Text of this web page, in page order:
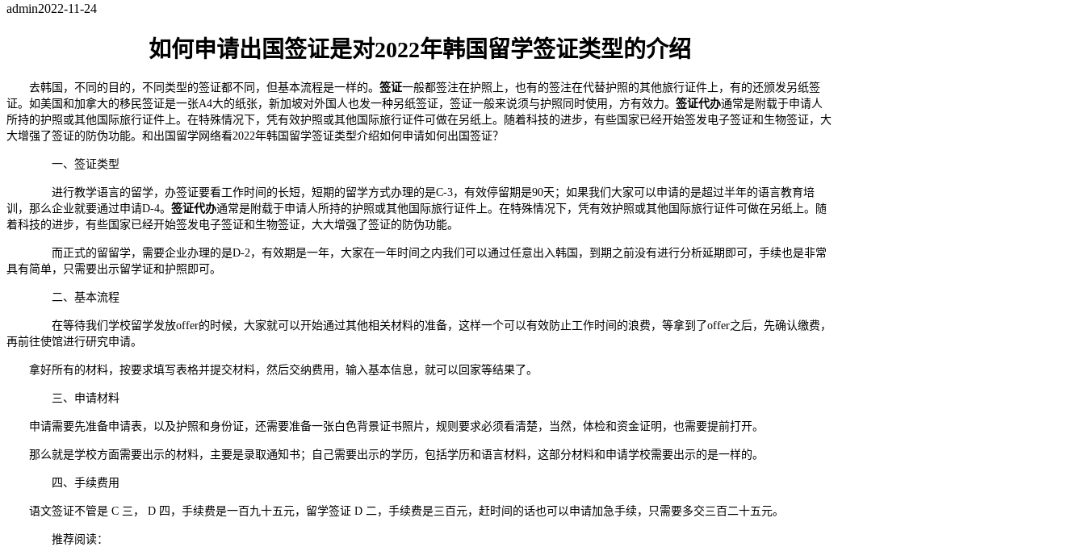
admin2022-11-24
如何申请出国签证是对2022年韩国留学签证类型的介绍
去韩国，不同的目的，不同类型的签证都不同，但基本流程是一样的。 签证一般都签注在护照上，也有的签注在代替护照的其他旅行证件上，有的还颁发另纸签
证。如美国和加拿大的移民签证是一张A4大的纸张，新加坡对外国人也发一种另纸签证，签证一般来说须与护照同时使用，方有效力。 签证代办通常是附载于申请人
所持的护照或其他国际旅行证件上。在特殊情况下，凭有效护照或其他国际旅行证件可做在另纸上。随着科技的进步，有些国家已经开始签发电子签证和生物签证，大
大增强了签证的防伪功能。和出国留学网络看2022年韩国留学签证类型介绍如何申请如何出国签证？
一、签证类型
进行教学语言的留学，办签证要看工作时间的长短，短期的留学方式办理的是C-3，有效停留期是90天；如果我们大家可以申请的是超过半年的语言教育培
训，那么企业就要通过申请D-4。 签证代办通常是附载于申请人所持的护照或其他国际旅行证件上。在特殊情况下，凭有效护照或其他国际旅行证件可做在另纸上。随
着科技的进步，有些国家已经开始签发电子签证和生物签证，大大增强了签证的防伪功能。
而正式的留留学，需要企业办理的是D-2，有效期是一年，大家在一年时间之内我们可以通过任意出入韩国，到期之前没有进行分析延期即可，手续也是非常
具有简单，只需要出示留学证和护照即可。
二、基本流程
在等待我们学校留学发放offer的时候，大家就可以开始通过其他相关材料的准备，这样一个可以有效防止工作时间的浪费，等拿到了offer之后，先确认缴费，
再前往使馆进行研究申请。
拿好所有的材料，按要求填写表格并提交材料，然后交纳费用，输入基本信息，就可以回家等结果了。
三、申请材料
申请需要先准备申请表，以及护照和身份证，还需要准备一张白色背景证书照片，规则要求必须看清楚，当然，体检和资金证明，也需要提前打开。
那么就是学校方面需要出示的材料，主要是录取通知书；自己需要出示的学历，包括学历和语言材料，这部分材料和申请学校需要出示的是一样的。
四、手续费用
语文签证不管是 C 三， D 四，手续费是一百九十五元，留学签证 D 二，手续费是三百元，赶时间的话也可以申请加急手续，只需要多交三百二十五元。
推荐阅读：